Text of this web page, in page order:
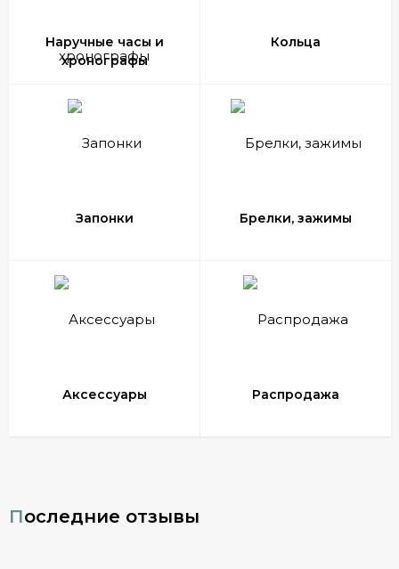
Наручные часы и
хронографы
Кольца
Запонки Брелки, зажимы
Аксессуары Распродажа
Последние отзывы